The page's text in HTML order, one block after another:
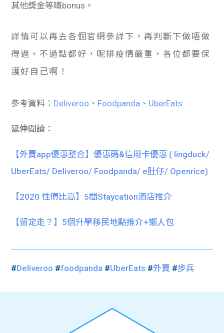
其他獎金等嘅bonus。
詳情可以再去各個官網參詳下，再判斷下做唔做
得過。不過點都好，呢排疫情嚴重，各位都要保
護好自己啊！
參考資料： Deliveroo 、 Foodpanda 、 UberEats
延伸閱讀：
【外賣app優惠整合】優惠碼&信用卡優惠 ( lingduck/
UberEats/ Deliveroo/ Foodpanda/ e肚仔/ Openrice)
【2020 性價比高】5間Staycation酒店推介
【留定走？】5個升學移民地點推介+懶人包
#Deliveroo #foodpanda #UberEats #外賣 #步兵